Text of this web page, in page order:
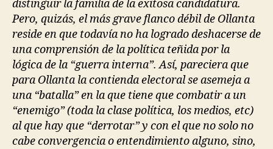
distinguir la familia de la exitosa candidatura.
Pero, quizás, el más grave flanco débil de Ollanta
reside en que todavía no ha logrado deshacerse de
una comprensión de la política teñida por la
lógica de la “guerra interna”. Así, pareciera que
para Ollanta la contienda electoral se asemeja a
una “batalla” en la que tiene que combatir a un
“enemigo” (toda la clase política, los medios, etc)
al que hay que “derrotar” y con el que no solo no
cabe convergencia o entendimiento alguno, sino,